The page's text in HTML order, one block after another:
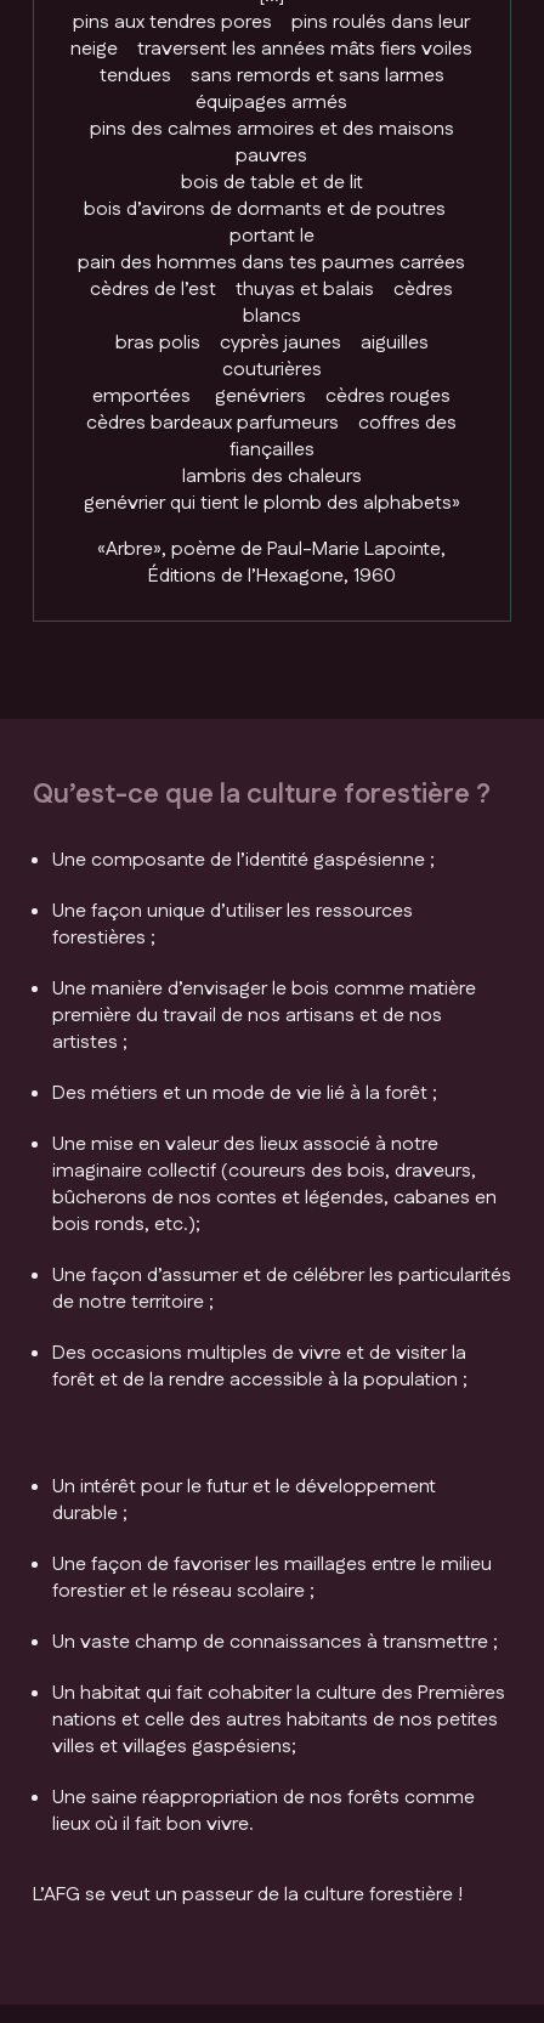
pins aux tendres pores pins roulés dans leur
neige traversent les années mâts fiers voiles
tendues sans remords et sans larmes
équipages armés
pins des calmes armoires et des maisons
pauvres
bois de table et de lit
bois d’avirons de dormants et de poutres
portant le
pain des hommes dans tes paumes carrées
cèdres de l’est thuyas et balais cèdres
blancs
bras polis cyprès jaunes aiguilles
couturières
emportées genévriers cèdres rouges
cèdres bardeaux parfumeurs coffres des
fiançailles
lambris des chaleurs
genévrier qui tient le plomb des alphabets»
«Arbre», poème de Paul-Marie Lapointe,
Éditions de l’Hexagone, 1960
Qu’est-ce que la culture forestière ?
Une composante de l’identité gaspésienne ;
Une façon unique d’utiliser les ressources
forestières ;
Une manière d’envisager le bois comme matière
première du travail de nos artisans et de nos
artistes ;
Des métiers et un mode de vie lié à la forêt ;
Une mise en valeur des lieux associé à notre
imaginaire collectif (coureurs des bois, draveurs,
bûcherons de nos contes et légendes, cabanes en
bois ronds, etc.);
Une façon d’assumer et de célébrer les particularités
de notre territoire ;
Des occasions multiples de vivre et de visiter la
forêt et de la rendre accessible à la population ;
Un intérêt pour le futur et le développement
durable ;
Une façon de favoriser les maillages entre le milieu
forestier et le réseau scolaire ;
Un vaste champ de connaissances à transmettre ;
Un habitat qui fait cohabiter la culture des Premières
nations et celle des autres habitants de nos petites
villes et villages gaspésiens;
Une saine réappropriation de nos forêts comme
lieux où il fait bon vivre.
L’AFG se veut un passeur de la culture forestière !